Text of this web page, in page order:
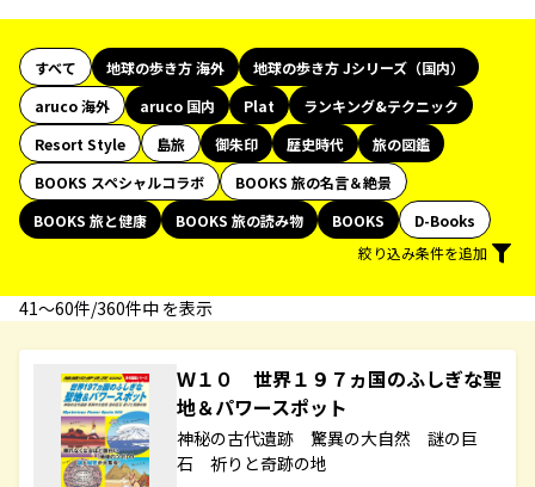
すべて 地球の歩き方 海外
地球の歩き方 Jシリーズ（国内）
aruco 海外
aruco 国内 Plat
ランキング&テクニック
Resort Style
島旅 御朱印 歴史時代
旅の図鑑
BOOKS スペシャルコラボ
BOOKS 旅の名言＆絶景
BOOKS 旅と健康
BOOKS 旅の読み物 BOOKS
D-Books
絞り込み条件を追加
41〜60件/360件中 を表示
Ｗ１０ 世界１９７ヵ国のふしぎな聖
地＆パワースポット
神秘の古代遺跡 驚異の大自然 謎の巨
石 祈りと奇跡の地